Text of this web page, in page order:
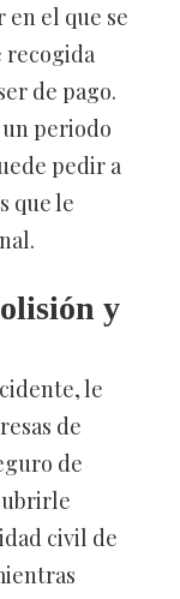
el que se
recogida
de pago.
periodo
pedir a
que le
y
le
de
de
civil de